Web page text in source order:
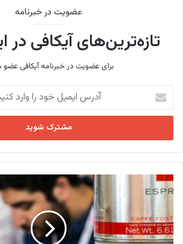
عضویت در خبرنامه
تازه‌ترین‌های آیکافی در
برای عضویت در خبرنامه آیکافی عضو
ر
ا
ی
م
ی
ل
و
د
س
ر
ب
ی